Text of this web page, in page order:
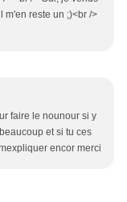
m'en reste un ;)<br />
faire le nounour si y
et si tu ces
encor merci